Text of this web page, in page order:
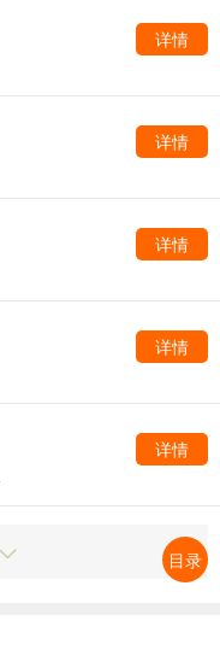
详情
详情
详情
详情
详情
目录